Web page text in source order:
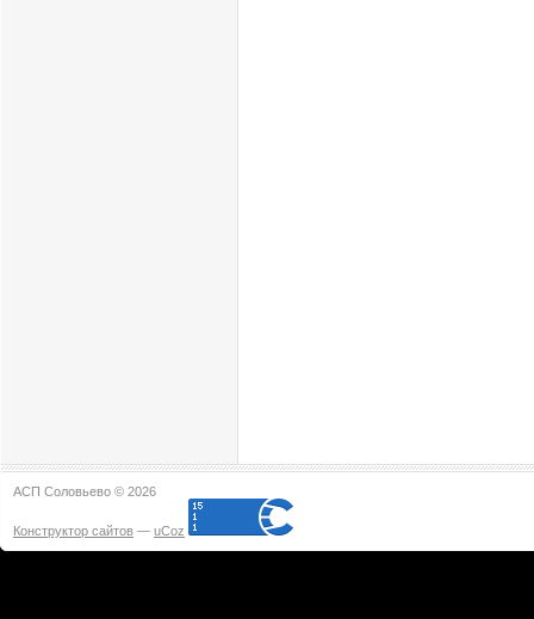
АСП Соловьево © 2026
Конструктор сайтов — uCoz